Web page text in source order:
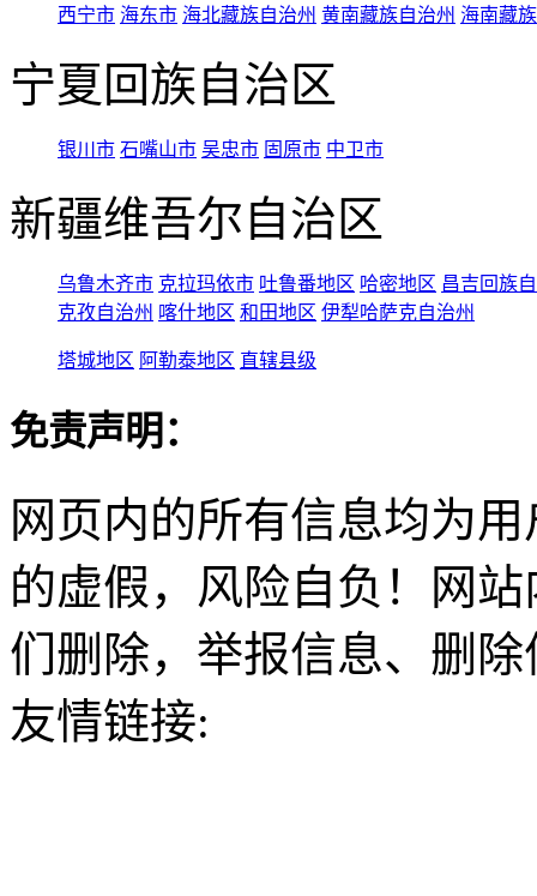
西宁市 海东市 海北藏族自治州 黄南藏族自治州 海南藏
宁夏回族自治区
银川市 石嘴山市 吴忠市 固原市 中卫市
新疆维吾尔自治区
乌鲁木齐市 克拉玛依市 吐鲁番地区 哈密地区 昌吉回族
克孜自治州 喀什地区 和田地区 伊犁哈萨克自治州
塔城地区 阿勒泰地区 直辖县级
免责声明：
网页内的所有信息均为
的虚假，风险自负！网
们删除，举报信息、删
友情链接: